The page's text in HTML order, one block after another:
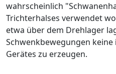
wahrscheinlich
Trichterhalses verwendet
etwa über dem Drehlager
Schwenkbewegungen
Gerätes zu erzeugen.